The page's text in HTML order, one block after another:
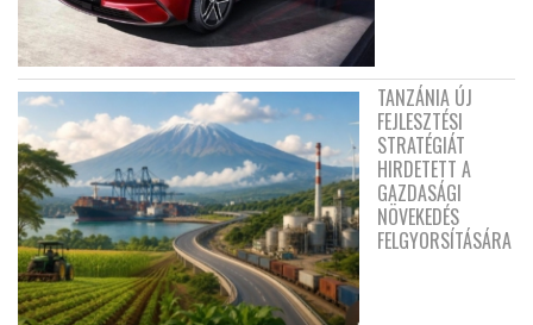
TANZÁNIA ÚJ
FEJLESZTÉSI
STRATÉGIÁT
HIRDETETT A
GAZDASÁGI
NÖVEKEDÉS
FELGYORSÍTÁSÁRA